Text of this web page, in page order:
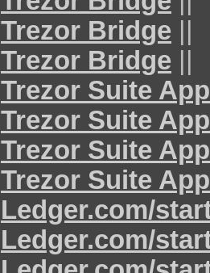
Trezor Bridge ||
Trezor Bridge ||
Trezor Suite App
Trezor Suite App
Trezor Suite App
Trezor Suite App
Ledger.com/
Ledger.com/